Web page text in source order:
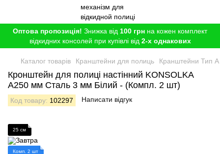
Оптова пропозиція! Знижка від 100 грн на кожен комплект
відкидних консолей при купівлі від 2-х однакових
Каталог товарів Кранштейни для полиць Кранштейни Тип A
Кронштейн для полиці настінний KONSOLKA
A250 мм Сталь 3 мм Білий - (Компл. 2 шт)
Код товару: 102297 Написати відгук
25 см
Комп. 2 шт